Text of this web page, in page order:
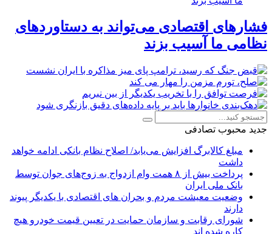
فشارهای اقتصادی می‌تواند به دستاوردهای
نظامی ما آسیب بزند
جدید محبوب تصادفی
مبلغ کالابرگ افزایش می‌یابد/ اصلاح نظام بانکی ادامه خواهد
داشت
پرداخت بیش از ۸ همت وام ازدواج به زوج‌های جوان توسط
بانک ملی ایران
وضعیت معیشت مردم و بحران های اقتصادی با یکدیگر پیوند
دارند
شورای رقابت و سازمان حمایت در تعیین قیمت خودرو هیچ
کاره شده اند